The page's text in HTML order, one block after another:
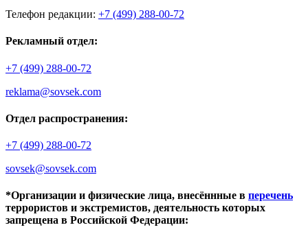
Телефон редакции: +7 (499) 288-00-72
Рекламный отдел:
+7 (499) 288-00-72
reklama@sovsek.com
Отдел распространения:
+7 (499) 288-00-72
sovsek@sovsek.com
*Организации и физические лица, внесённные в перечень
террористов и экстремистов, деятельность которых
запрещена в Российской Федерации: